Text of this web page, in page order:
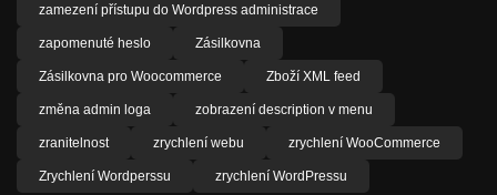
zamezení přístupu do Wordpress administrace
zapomenuté heslo Zásilkovna
Zásilkovna pro Woocommerce Zboží XML feed
změna admin loga zobrazení description v menu
zranitelnost zrychlení webu zrychlení WooCommerce
Zrychlení Wordperssu zrychlení WordPressu